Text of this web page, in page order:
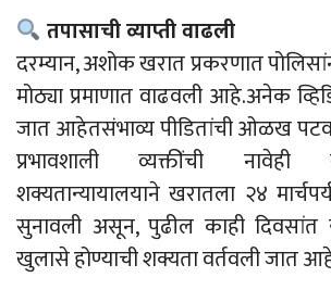
तपासाची व्याप्ती वाढली
दरम्यान, अशोक खरात प्रकरणात
मोठ्या प्रमाणात वाढवली आहे.अनेक
जात आहेतसंभाव्य पीडितांची ओळख
प्रभावशाली व्यक्तींची नावेही
शक्यतान्यायालयाने खरातला २४
सुनावली असून, पुढील काही दिवसांत
खुलासे होण्याची शक्यता वर्तवली जात